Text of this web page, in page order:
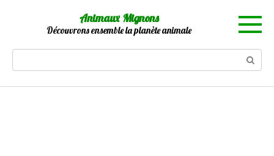
Animaux Mignons
Découvrons ensemble la planète animale